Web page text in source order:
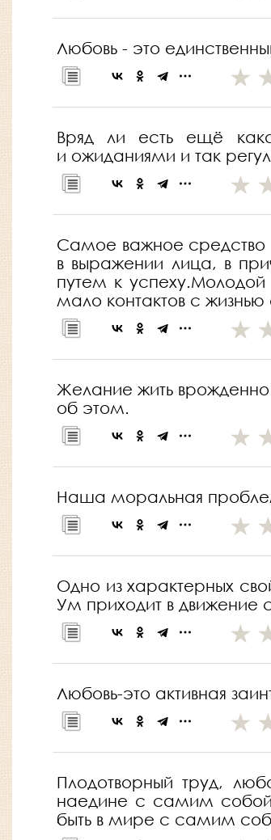
Любовь - это
Вряд ли есть ещё
и ожиданиями и так
Самое важное средство
в выражении лица, в
путем к успеху.Молодой
мало контактов с
Желание жить врожденно
об этом.
Наша моральная
Одно из характерных
Ум приходит в движение
Любовь-это активная
Плодотворный труд,
наедине с самим
быть в мире с самим